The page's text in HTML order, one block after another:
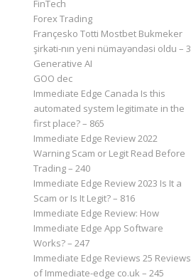
FinTech
Forex Trading
Françesko Totti Mostbet Bukmeker
şirkəti-nın yeni nümayəndəsi oldu – 3
Generative AI
GOO dec
Immediate Edge Canada Is this
automated system legitimate in the
first place? – 865
Immediate Edge Review 2022
Warning Scam or Legit Read Before
Trading – 240
Immediate Edge Review 2023 Is It a
Scam or Is It Legit? – 816
Immediate Edge Review: How
Immediate Edge App Software
Works? – 247
Immediate Edge Reviews 25 Reviews
of Immediate-edge co.uk – 245